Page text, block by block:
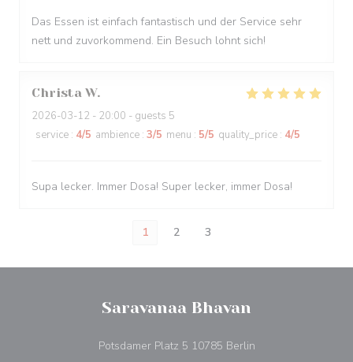
Das Essen ist einfach fantastisch und der Service sehr
nett und zuvorkommend. Ein Besuch lohnt sich!
Christa W
2026-03-12 - 20:00 - guests 5
service : 4/5 ambience : 3/5 menu : 5/5 quality_price : 4/5
Supa lecker. Immer Dosa! Super lecker, immer Dosa!
1 2 3
Saravanaa Bhavan
Potsdamer Platz 5 10785 Berlin((åpner i et nytt